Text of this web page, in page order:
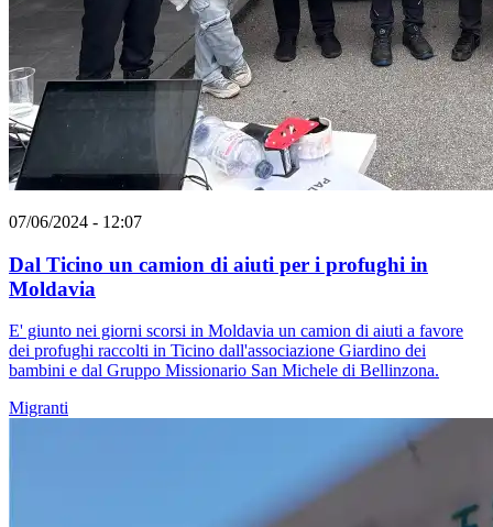
07/06/2024 - 12:07
Dal Ticino un camion di aiuti per i profughi in
Moldavia
E' giunto nei giorni scorsi in Moldavia un camion di aiuti a favore
dei profughi raccolti in Ticino dall'associazione Giardino dei
bambini e dal Gruppo Missionario San Michele di Bellinzona.
Migranti